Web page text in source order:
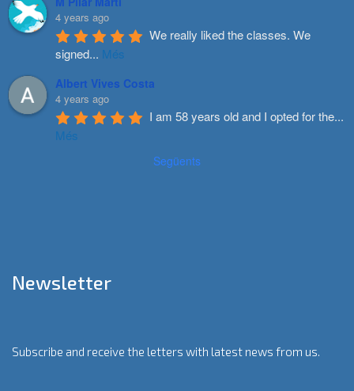
4 years ago
We really liked the classes. We
signed... Més
Albert Vives Costa
4 years ago
I am 58 years old and I opted for the...
Més
Següents
Newsletter
Subscribe and receive the letters with latest news from us.